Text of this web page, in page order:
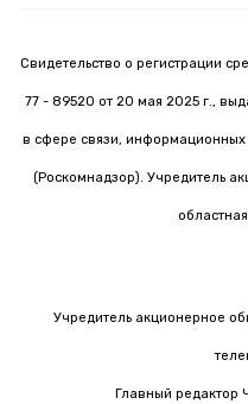
Свидетельство о регистрации
77 - 89520 от 20 мая 2025 г.,
в сфере связи,
(Роскомнадзор). Учредитель
Учредитель акционерное
Главный редактор